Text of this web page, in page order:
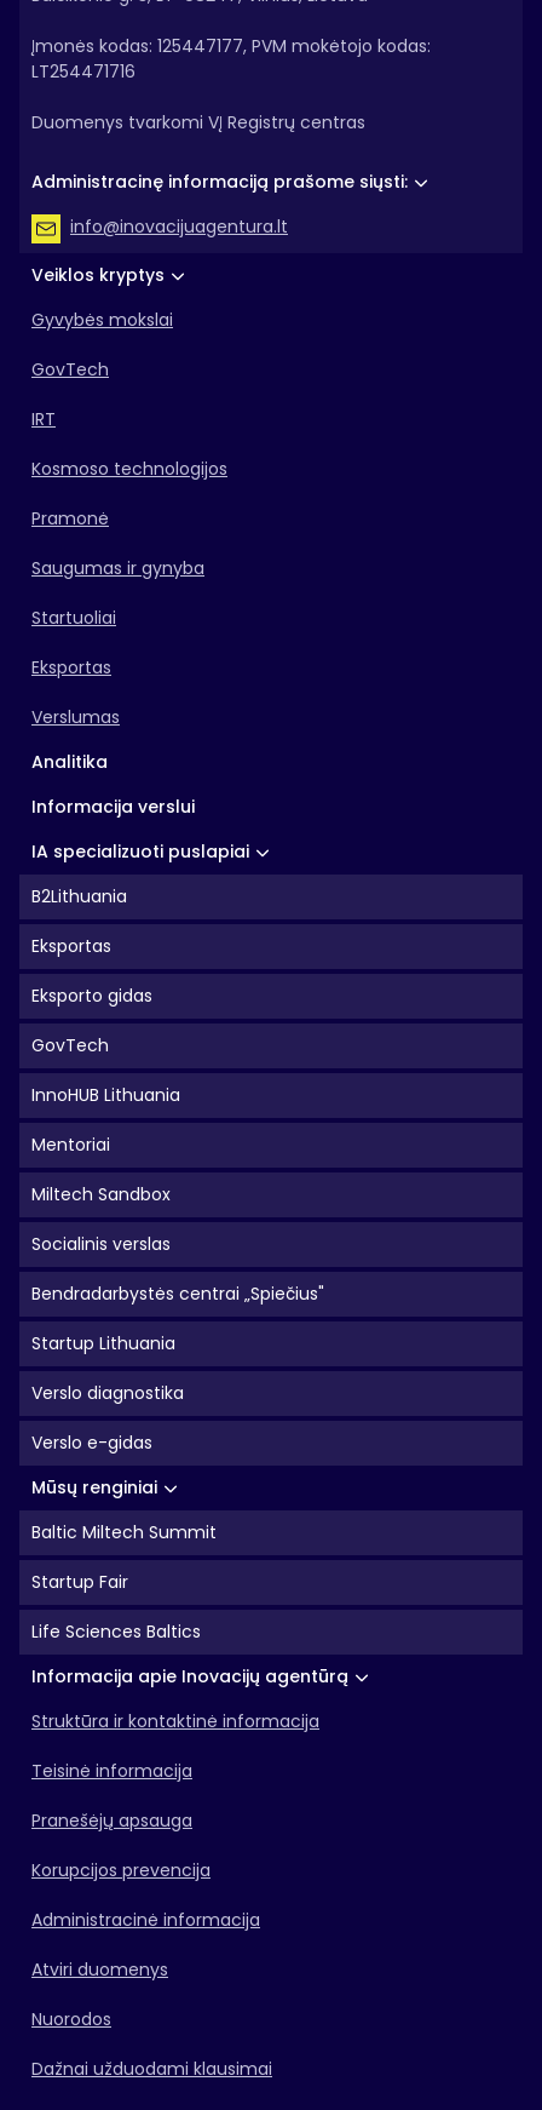
Veiklos kryptys
Gyvybės mokslai
GovTech
IRT
Kosmoso technologijos
Pramonė
Saugumas ir gynyba
Startuoliai
Eksportas
Verslumas
Analitika
Informacija verslui
IA specializuoti puslapiai
B2Lithuania
Eksportas
Eksporto gidas
GovTech
InnoHUB Lithuania
Mentoriai
Miltech Sandbox
Socialinis verslas
Bendradarbystės centrai „Spiečius"
Startup Lithuania
Verslo diagnostika
Verslo e-gidas
Mūsų renginiai
Baltic Miltech Summit
Startup Fair
Life Sciences Baltics
Informacija apie Inovacijų agentūrą
Struktūra ir kontaktinė informacija
Teisinė informacija
Pranešėjų apsauga
Korupcijos prevencija
Administracinė informacija
Atviri duomenys
Nuorodos
Dažnai užduodami klausimai
Įmonės kodas: 125447177, PVM mokėtojo kodas:
LT254471716
Duomenys tvarkomi VĮ Registrų centras
Administracinę informaciją prašome siųsti:
info@inovacijuagentura.lt